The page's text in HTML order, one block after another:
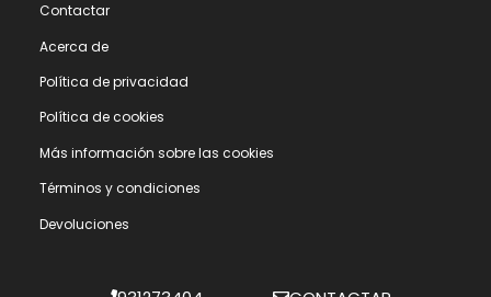
Contactar
Acerca de
Polí­tica de privacidad
Polí­tica de cookies
Más información sobre las cookies
Términos y condiciones
Devoluciones